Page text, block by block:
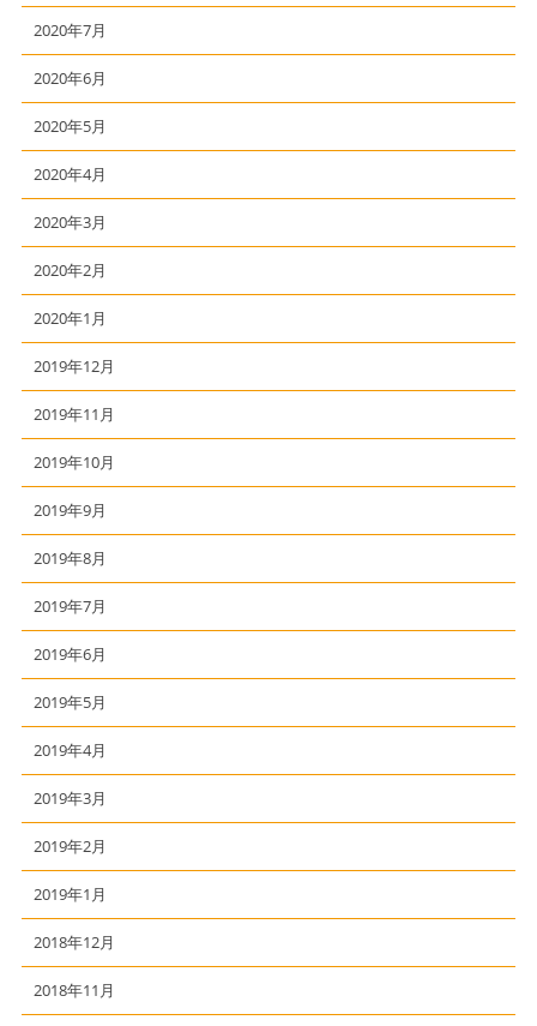
2020年7月
2020年6月
2020年5月
2020年4月
2020年3月
2020年2月
2020年1月
2019年12月
2019年11月
2019年10月
2019年9月
2019年8月
2019年7月
2019年6月
2019年5月
2019年4月
2019年3月
2019年2月
2019年1月
2018年12月
2018年11月